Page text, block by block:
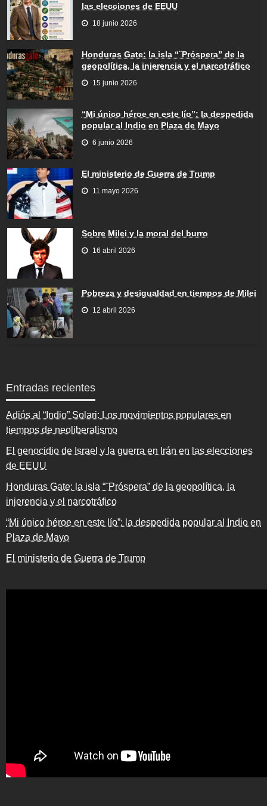
las elecciones de EEUU
18 junio 2026
Honduras Gate: la isla “¨Próspera” de la
geopolítica, la injerencia y el narcotráfico
15 junio 2026
“Mi único héroe en este lío”: la despedida
popular al Indio en Plaza de Mayo
6 junio 2026
El ministerio de Guerra de Trump
11 mayo 2026
Sobre Milei y la moral del burro
16 abril 2026
Pobreza y desigualdad en tiempos de Milei
12 abril 2026
Entradas recientes
Adiós al “Indio” Solari: Los movimientos populares en
tiempos de neoliberalismo
El genocidio de Israel y la guerra en Irán en las elecciones
de EEUU
Honduras Gate: la isla “¨Próspera” de la geopolítica, la
injerencia y el narcotráfico
“Mi único héroe en este lío”: la despedida popular al Indio en
Plaza de Mayo
El ministerio de Guerra de Trump